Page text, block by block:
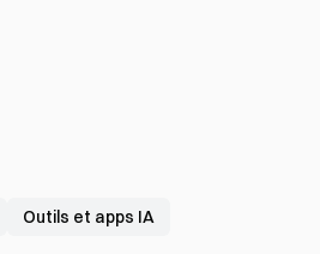
Outils et apps IA